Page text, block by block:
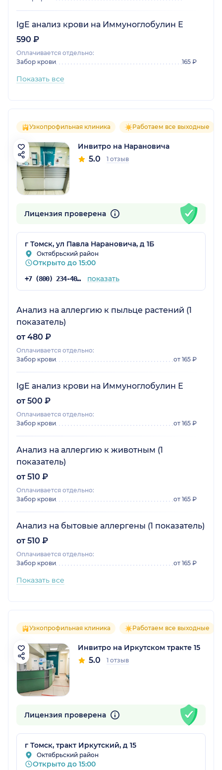
IgE анализ крови на Иммуноглобулин Е
590 ₽
Оплачивается отдельно:
Забор крови
165 ₽
Показать все
Узкопрофильная клиника Работаем все выходные
Инвитро на Нарановича
5.0 1 отзыв
Лицензия проверена
г Томск, ул Павла Нарановича, д 1Б
Октябрьский район
Открыто до 15:00
+7 (800) 234-40-50 показать
Анализ на аллергию к пыльце растений (1
показатель)
от 480 ₽
Оплачивается отдельно:
Забор крови
от 165 ₽
IgE анализ крови на Иммуноглобулин Е
от 500 ₽
Оплачивается отдельно:
Забор крови
от 165 ₽
Анализ на аллергию к животным (1
показатель)
от 510 ₽
Оплачивается отдельно:
Забор крови
от 165 ₽
Анализ на бытовые аллергены (1 показатель)
от 510 ₽
Оплачивается отдельно:
Забор крови
от 165 ₽
Показать все
Узкопрофильная клиника Работаем все выходные
Инвитро на Иркутском тракте 15
5.0 1 отзыв
Лицензия проверена
г Томск, тракт Иркутский, д 15
Октябрьский район
Открыто до 15:00